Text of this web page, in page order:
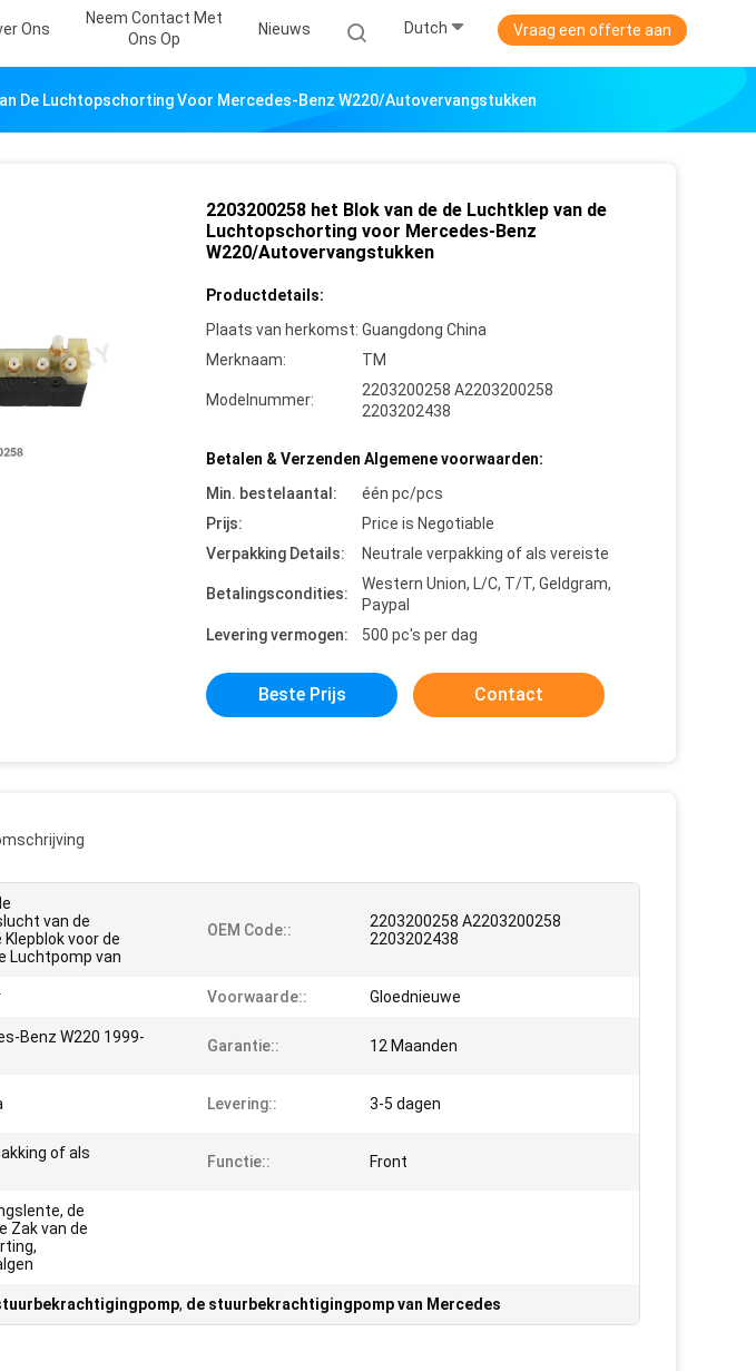
Ons
Neem Contact Met
Ons Op
Nieuws Dutch Vraag een offerte aan
De Luchtopschorting Voor Mercedes-Benz W220/Autovervangstukken
2203200258 het Blok van de de Luchtklep van de
Luchtopschorting voor Mercedes-Benz
W220/Autovervangstukken
Productdetails:
Plaats van herkomst: Guangdong China
Merknaam:
TM
Modelnummer:
2203200258 A2203200258
2203202438
Betalen & Verzenden Algemene voorwaarden:
Min. bestelaantal:
één pc/pcs
Prijs:
Price is Negotiable
Verpakking Details:
Neutrale verpakking of als vereiste
Betalingscondities:
Western Union, L/C, T/T, Geldgram,
Paypal
Levering vermogen:
500 pc's per dag
Beste Prijs Contact
van de
voor de
Luchtpomp van
OEM Code::
2203200258 A2203200258
2203202438
Voorwaarde:: Gloednieuwe
Benz W220 1999-
Garantie:: 12 Maanden
Levering:: 3-5 dagen
of als
Functie:: Front
de
Zak van de
, de stuurbekrachtigingpomp van Mercedes